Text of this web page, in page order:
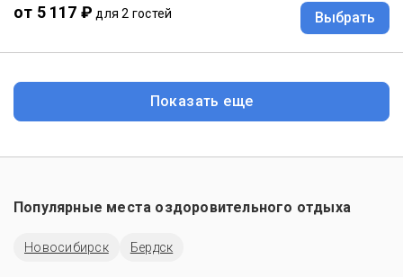
от 5 117 ₽ для 2 гостей Выбрать
Показать еще
Популярные места оздоровительного отдыха
Новосибирск Бердск